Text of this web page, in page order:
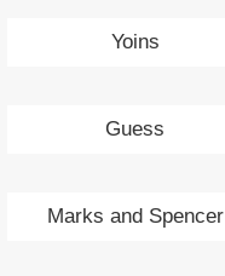
Yoins
Guess
Marks and Spencer